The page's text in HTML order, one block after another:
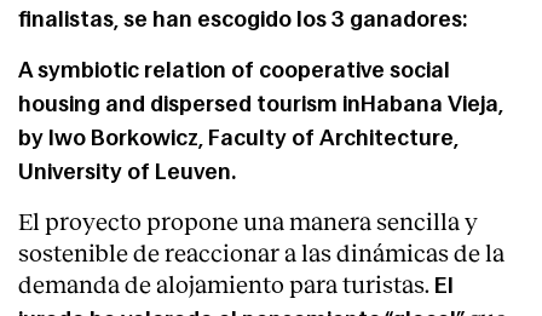
finalistas, se han escogido los 3 ganadores:
A symbiotic relation of cooperative social
housing and dispersed tourism inHabana Vieja,
by Iwo Borkowicz, Faculty of Architecture,
University of Leuven.
El proyecto propone una manera sencilla y
sostenible de reaccionar a las dinámicas de la
demanda de alojamiento para turistas. El